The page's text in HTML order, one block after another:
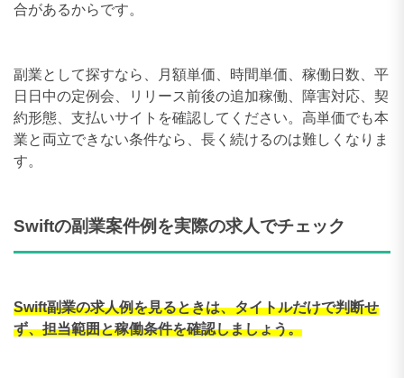
合があるからです。
副業として探すなら、月額単価、時間単価、稼働日数、平
日日中の定例会、リリース前後の追加稼働、障害対応、契
約形態、支払いサイトを確認してください。高単価でも本
業と両立できない条件なら、長く続けるのは難しくなりま
す。
Swiftの副業案件例を実際の求人でチェック
Swift副業の求人例を見るときは、タイトルだけで判断せ
ず、担当範囲と稼働条件を確認しましょう。